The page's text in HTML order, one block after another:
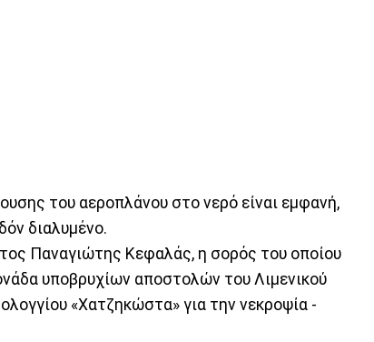
του αεροπλάνου στο νερό είναι εμφανή,
διαλυμένο.
Παναγιώτης Κεφαλάς, η σορός του οποίου
υποβρυχίων αποστολών του Λιμενικού
«Χατζηκώστα» για την νεκροψία -